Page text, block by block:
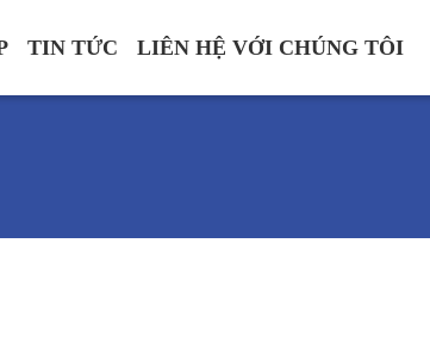
TIN TỨC LIÊN HỆ VỚI CHÚNG TÔI